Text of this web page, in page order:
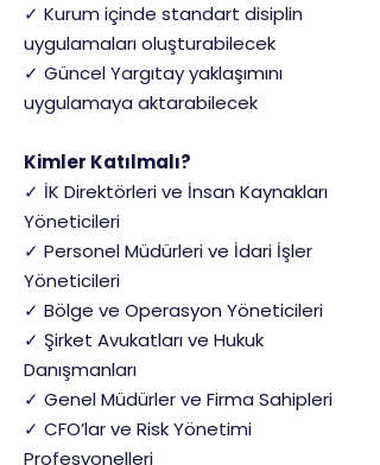
✓ Kurum içinde standart disiplin
uygulamaları oluşturabilecek
✓ Güncel Yargıtay yaklaşımını
uygulamaya aktarabilecek
Kimler Katılmalı?
✓ İK Direktörleri ve İnsan Kaynakları
Yöneticileri
✓ Personel Müdürleri ve İdari İşler
Yöneticileri
✓ Bölge ve Operasyon Yöneticileri
✓ Şirket Avukatları ve Hukuk
Danışmanları
✓ Genel Müdürler ve Firma Sahipleri
✓ CFO’lar ve Risk Yönetimi
Profesyonelleri